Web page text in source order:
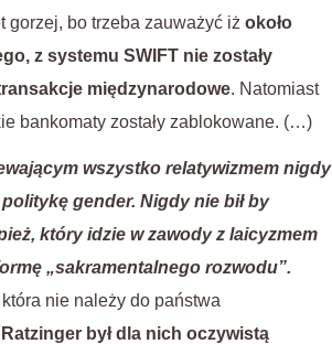
gorzej, bo trzeba zauważyć iż około
z systemu SWIFT nie zostały
międzynarodowe. Natomiast
bankomaty zostały zablokowane. (…)
wszystko relatywizmem nigdy
gender. Nigdy nie bił by
który idzie w zawody z laicyzmem
„sakramentalnego rozwodu”.
nie należy do państwa
był dla nich oczywistą